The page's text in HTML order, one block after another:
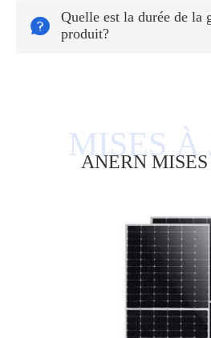

Quelle est la durée de la
produit?
ANERN